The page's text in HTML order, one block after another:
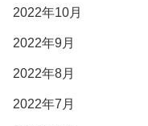
2022年10月
2022年9月
2022年8月
2022年7月